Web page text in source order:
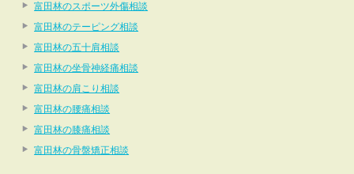
富田林のスポーツ外傷相談
富田林のテーピング相談
富田林の五十肩相談
富田林の坐骨神経痛相談
富田林の肩こり相談
富田林の腰痛相談
富田林の膝痛相談
富田林の骨盤矯正相談